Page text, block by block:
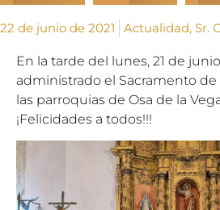
22 de junio de 2021 Actualidad, Sr.
En la tarde del lunes, 21 de
administrado el Sacramento
las parroquias de Osa de la
¡Felicidades a todos!!!